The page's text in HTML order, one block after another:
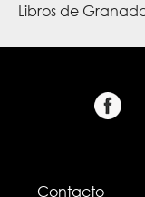
Libros de
Contacto